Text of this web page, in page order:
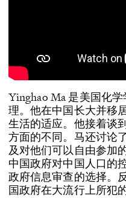
Yinghao Ma 是美国化
理。他在中国长大并移
生活的适应。他接着谈
方面的不同。马还讨论
及对他们可以自由参加
中国政府对中国人口的
政府信息审查的选择。
国政府在大流行上所犯